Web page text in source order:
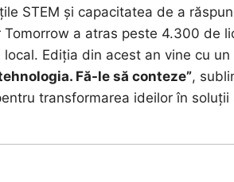
STEM și capacitatea de a
Tomorrow a atras peste 4.300 de
Ediția din acest an vine cu un
Fă-le să conteze”,
transformarea ideilor în soluții